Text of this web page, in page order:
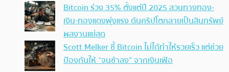
Bitcoin ร่วง 35% ตั้งแต่ปี 2025 สวนทางทอง-
เงิน-ทองแดงพุ่งแรง ดันคริปโตกลายเป็นสินทรัพย์
ผลงานแย่สุด
Scott Melker ชี้ Bitcoin ไม่ได้ทำให้รวยเร็ว แต่ช่วย
ป้องกันให้ “จนช้าลง” จากเงินเฟ้อ